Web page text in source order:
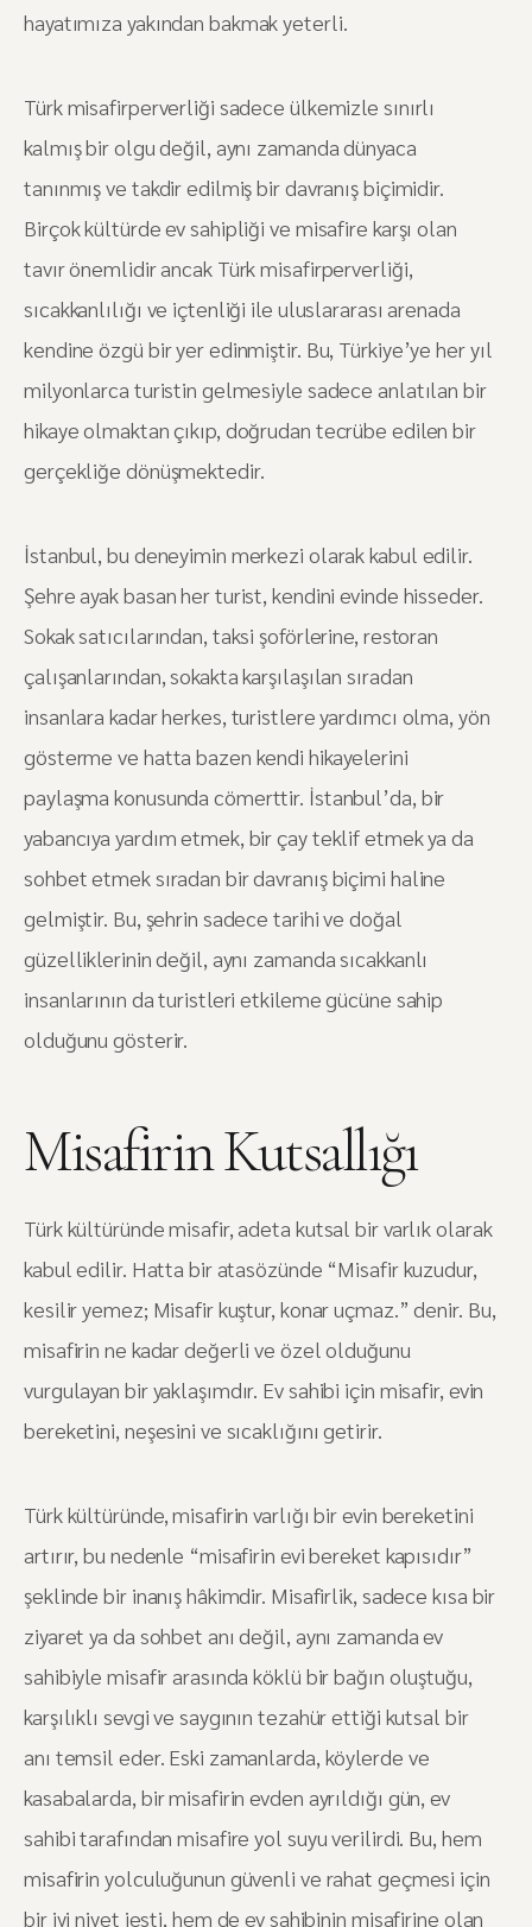
hayatımıza yakından bakmak yeterli.
Türk misafirperverliği sadece ülkemizle sınırlı
kalmış bir olgu değil, aynı zamanda dünyaca
tanınmış ve takdir edilmiş bir davranış biçimidir.
Birçok kültürde ev sahipliği ve misafire karşı olan
tavır önemlidir ancak Türk misafirperverliği,
sıcakkanlılığı ve içtenliği ile uluslararası arenada
kendine özgü bir yer edinmiştir. Bu, Türkiye’ye her yıl
milyonlarca turistin gelmesiyle sadece anlatılan bir
hikaye olmaktan çıkıp, doğrudan tecrübe edilen bir
gerçekliğe dönüşmektedir.
İstanbul, bu deneyimin merkezi olarak kabul edilir.
Şehre ayak basan her turist, kendini evinde hisseder.
Sokak satıcılarından, taksi şoförlerine, restoran
çalışanlarından, sokakta karşılaşılan sıradan
insanlara kadar herkes, turistlere yardımcı olma, yön
gösterme ve hatta bazen kendi hikayelerini
paylaşma konusunda cömerttir. İstanbul’da, bir
yabancıya yardım etmek, bir çay teklif etmek ya da
sohbet etmek sıradan bir davranış biçimi haline
gelmiştir. Bu, şehrin sadece tarihi ve doğal
güzelliklerinin değil, aynı zamanda sıcakkanlı
insanlarının da turistleri etkileme gücüne sahip
olduğunu gösterir.
Misafirin Kutsallığı
Türk kültüründe misafir, adeta kutsal bir varlık olarak
kabul edilir. Hatta bir atasözünde “Misafir kuzudur,
kesilir yemez; Misafir kuştur, konar uçmaz.” denir. Bu,
misafirin ne kadar değerli ve özel olduğunu
vurgulayan bir yaklaşımdır. Ev sahibi için misafir, evin
bereketini, neşesini ve sıcaklığını getirir.
Türk kültüründe, misafirin varlığı bir evin bereketini
artırır, bu nedenle “misafirin evi bereket kapısıdır”
şeklinde bir inanış hâkimdir. Misafirlik, sadece kısa bir
ziyaret ya da sohbet anı değil, aynı zamanda ev
sahibiyle misafir arasında köklü bir bağın oluştuğu,
karşılıklı sevgi ve saygının tezahür ettiği kutsal bir
anı temsil eder. Eski zamanlarda, köylerde ve
kasabalarda, bir misafirin evden ayrıldığı gün, ev
sahibi tarafından misafire yol suyu verilirdi. Bu, hem
misafirin yolculuğunun güvenli ve rahat geçmesi için
bir iyi niyet jesti, hem de ev sahibinin misafirine olan